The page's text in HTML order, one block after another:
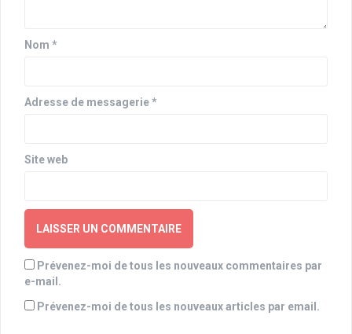
t
c
Nom *
Adresse de messagerie*
Site web
Prévenez-moi de tous les nouveaux commentaires par
e-mail.
Prévenez-moi de tous les nouveaux articles par email.